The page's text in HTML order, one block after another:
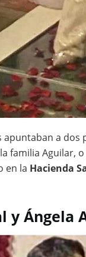
a dos
familia Aguilar,
en la Hacienda
y Ángela